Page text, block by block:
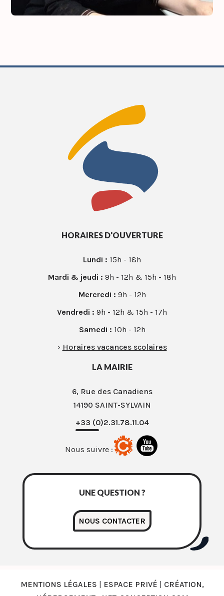
HORAIRES D'OUVERTURE
Lundi : 15h - 18h
Mardi & jeudi : 9h - 12h & 15h - 18h
Mercredi : 9h - 12h
Vendredi : 9h - 12h & 15h - 17h
Samedi : 10h - 12h
› Horaires vacances scolaires
LA MAIRIE
6, Rue des Canadiens
14190 SAINT-SYLVAIN
+33 (0)2.31.78.11.04
Nous suivre :
UNE QUESTION ?
NOUS CONTACTER
MENTIONS LÉGALES ESPACE PRIVÉ
CRÉATION,